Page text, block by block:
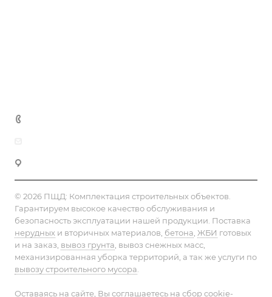
© 2026 ПЩД: Комплектация строительных объектов
Гарантируем высокое качество обслуживания и
безопасность эксплуатации нашей продукции. Поставка
нерудных и вторичных материалов, бетона ЖБИ готовых
и на заказ, вывоз грунта , вывоз снежных масс,
механизированная уборка территорий, а так же услуги по
вывозу строительного мусора
Оставаясь на сайте, Вы соглашаетесь на сбор cookie-